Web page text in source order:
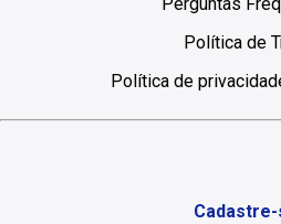
Perguntas
Política de
Política de